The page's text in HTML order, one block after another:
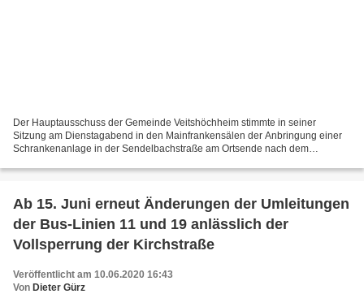
Der Hauptausschuss der Gemeinde Veitshöchheim stimmte in seiner
Sitzung am Dienstagabend in den Mainfrankensälen der Anbringung einer
Schrankenanlage in der Sendelbachstraße am Ortsende nach dem
Ab 15. Juni erneut Änderungen der Umleitungen
der Bus-Linien 11 und 19 anlässlich der
Vollsperrung der Kirchstraße
Veröffentlicht am 10.06.2020 16:43
Von Dieter Gürz